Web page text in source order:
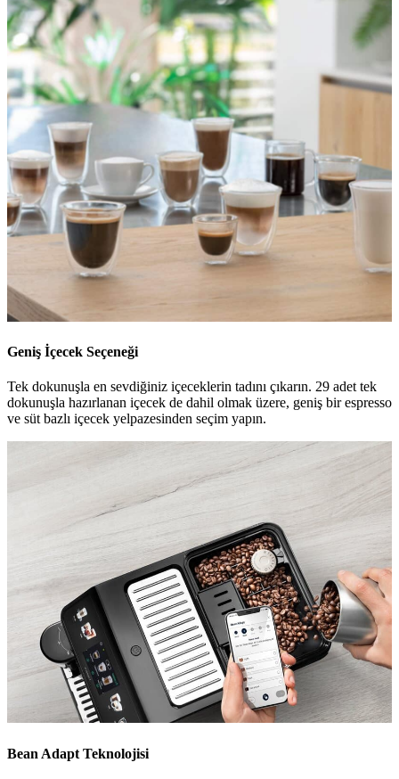
Geniş İçecek Seçeneği
Tek dokunuşla en sevdiğiniz içeceklerin tadını çıkarın. 29 adet tek
dokunuşla hazırlanan içecek de dahil olmak üzere, geniş bir espresso
ve süt bazlı içecek yelpazesinden seçim yapın.
Bean Adapt Teknolojisi